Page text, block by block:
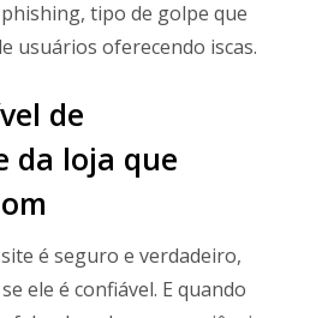
tipo de golpe que
usuários oferecendo iscas.
de
da loja que
é seguro e verdadeiro,
ele é confiável. E quando